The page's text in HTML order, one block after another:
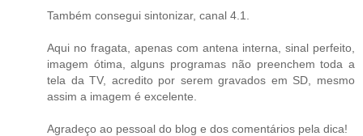
Também consegui sintonizar, canal 4.1.
Aqui no fragata, apenas com antena interna, sinal perfeito,
imagem ótima, alguns programas não preenchem toda a
tela da TV, acredito por serem gravados em SD, mesmo
assim a imagem é excelente.
Agradeço ao pessoal do blog e dos comentários pela dica!